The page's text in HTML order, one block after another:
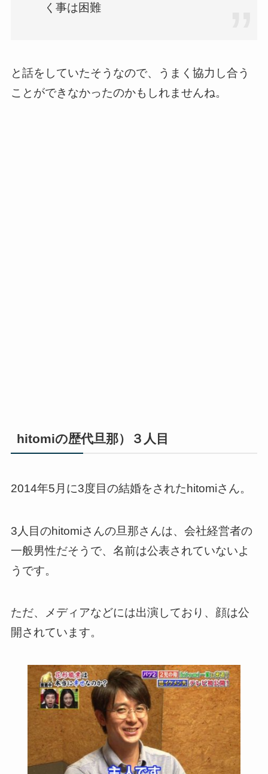
く事は困難
と話をしていたそうなので、うまく協力し合う
ことができなかったのかもしれませんね。
hitomiの歴代旦那）３人目
2014年5月に3度目の結婚をされたhitomiさん。
3人目のhitomiさんの旦那さんは、会社経営者の
一般男性だそうで、名前は公表されていないよ
うです。
ただ、メディアなどには出演しており、顔は公
開されています。